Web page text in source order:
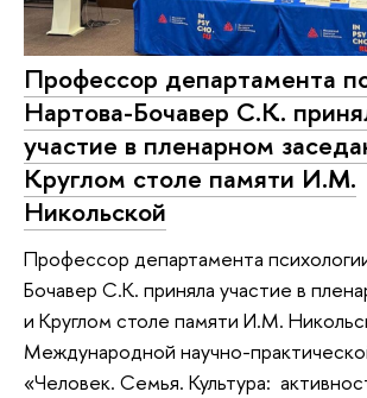
Профессор департамента
Нартова-Бочавер С.К.
участие в пленарном
Круглом столе памяти И.М.
Никольской
Профессор департамента
Бочавер С.К. приняла участие в
и Круглом столе памяти И.М.
Международной научно-
«Человек. Семья. Культура: